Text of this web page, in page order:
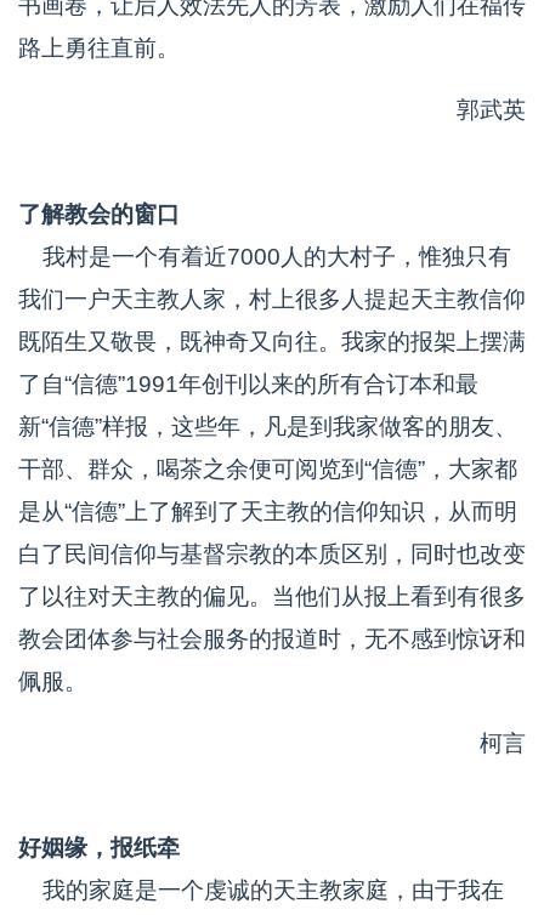
书画卷，让后人效法先人的芳表，激励人们在福传
路上勇往直前。
郭武英
了解教会的窗口
我村是一个有着近7000人的大村子，惟独只有
我们一户天主教人家，村上很多人提起天主教信仰
既陌生又敬畏，既神奇又向往。我家的报架上摆满
了自“信德”1991年创刊以来的所有合订本和最
新“信德”样报，这些年，凡是到我家做客的朋友、
干部、群众，喝茶之余便可阅览到“信德”，大家都
是从“信德”上了解到了天主教的信仰知识，从而明
白了民间信仰与基督宗教的本质区别，同时也改变
了以往对天主教的偏见。当他们从报上看到有很多
教会团体参与社会服务的报道时，无不感到惊讶和
佩服。
柯言
好姻缘，报纸牵
我的家庭是一个虔诚的天主教家庭，由于我在